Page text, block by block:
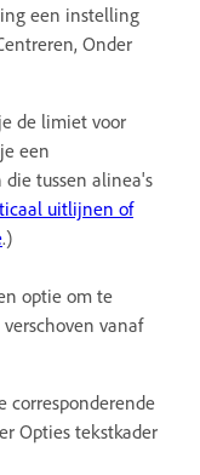
een instelling
Onder
de limiet voor
een
tussen alinea's
uitlijnen of
.)
optie om te
vanaf
corresponderende
Opties tekstkader